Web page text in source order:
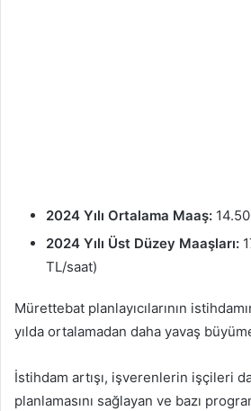
2024 Yılı Ortalama Maaş:
2024 Yılı Üst Düzey Maaşları:
TL/saat)
Mürettebat planlayıcılarının
yılda ortalamadan daha yavaş
İstihdam artışı, işverenlerin işçileri
planlamasını sağlayan ve bazı